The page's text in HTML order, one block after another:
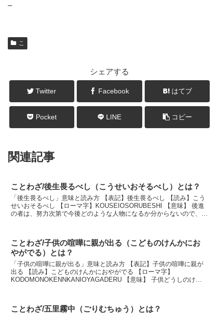
–
こ
シェアする
Twitter Facebook はてブ
Pocket LINE コピー
関連記事
ことわざ/後生畏るべし（こうせいおそるべし）とは？
「後生畏るべし」意味と読み方 【表記】後生畏るべし 【読み】こう
せいおそるべし 【ローマ字】KOUSEIOSORUBESHI 【意味】 後進
の者は、努力次第で今後どのような人物になるか分からないので、お
ことわざ/子供の喧嘩に親が出る（こどものけんかにお
やがでる）とは？
「子供の喧嘩に親が出る」意味と読み方 【表記】子供の喧嘩に親が
出る 【読み】こどものけんかにおやがでる 【ローマ字】
KODOMONOKENNKANIOYAGADERU 【意味】 子供どうしのけん
ことわざ/五里霧中（ごりむちゅう）とは？